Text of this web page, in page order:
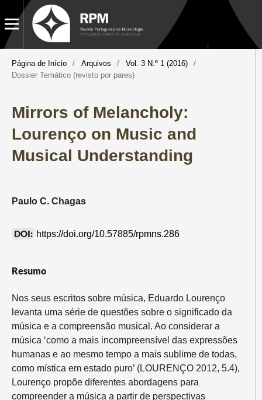
Página de Início / Arquivos / Vol. 3 N.º 1 (2016)
/
Dossier Temático (revisto por pares)
Mirrors of Melancholy:
Lourenço on Music and
Musical Understanding
Paulo C. Chagas
DOI: https://doi.org/10.57885/rpmns.286
Resumo
Nos seus escritos sobre música, Eduardo Lourenço
levanta uma série de questões sobre o significado da
música e a compreensão musical. Ao considerar a
música ‘como a mais incompreensível das expressões
humanas e ao mesmo tempo a mais sublime de todas,
como mística em estado puro’ (LOURENÇO 2012, 5.4),
Lourenço propõe diferentes abordagens para
compreender a música a partir de perspectivas